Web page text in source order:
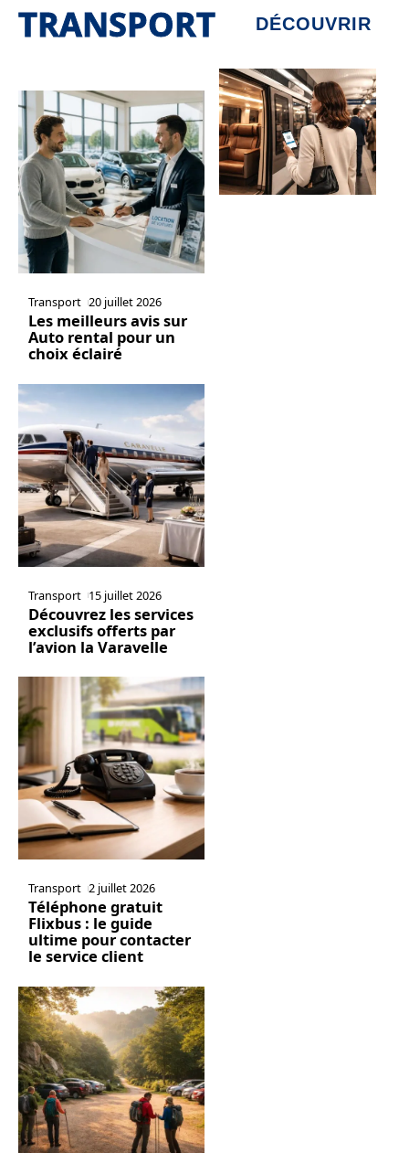
TRANSPORT DÉCOUVRIR
Transport 20 juillet 2026
Les meilleurs avis sur
Auto rental pour un
choix éclairé
Transport 15 juillet 2026
Découvrez les services
exclusifs offerts par
l’avion la Varavelle
Transport 2 juillet 2026
Téléphone gratuit
Flixbus : le guide
ultime pour contacter
le service client